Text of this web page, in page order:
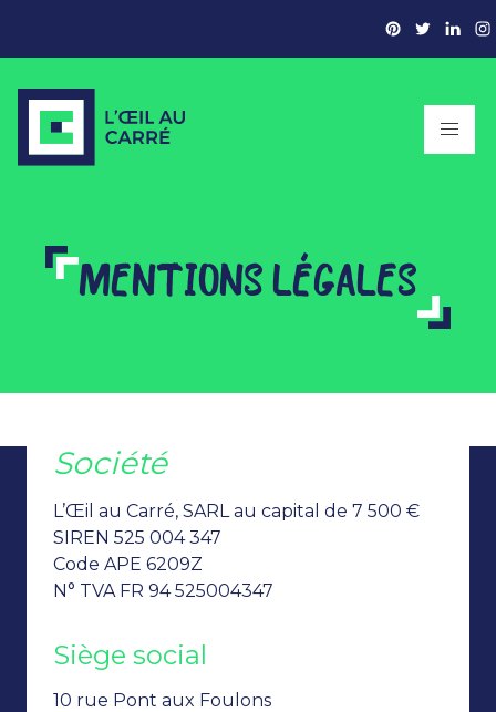
MENTIONS LÉGALES
Société
L’Œil au Carré, SARL au capital de 7 500 €
SIREN 525 004 347
Code APE 6209Z
N° TVA FR 94 525004347
Siège social
10 rue Pont aux Foulons